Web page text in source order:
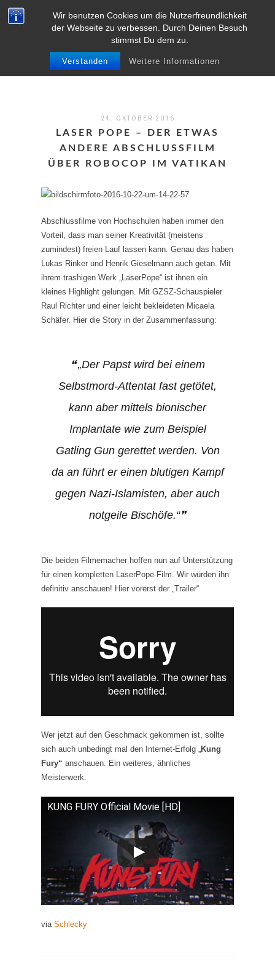
Wir benutzen Cookies um die Nutzerfreundlichkeit
der Webseite zu verbessen. Durch Deinen Besuch
stimmst Du dem zu.
Verstanden Weitere Informationen
MENU
24. OKTOBER 2016
LASER POPE – DER ETWAS
ANDERE ABSCHLUSSFILM
ÜBER ROBOCOP IM VATIKAN
Abschlussfilme von Hochschulen haben immer den
Vorteil, dass man seiner Kreativität (meistens
zumindest) freien Lauf lassen kann. Genau das haben
Lukas Rinker und Henrik Gieselmann auch getan. Mit
ihrem trashigen Werk „LaserPope“ ist ihnen ein
kleines Highlight gelungen. Mit GZSZ-Schauspieler
Raul Richter und einer leicht bekleideten Micaela
Schäfer. Hier die Story in der Zusammenfassung:
„Der Papst wird bei einem
Selbstmord-Attentat fast getötet,
kann aber mittels bionischer
Implantate wie zum Beispiel
Gatling Gun gerettet werden. Von
da an führt er einen blutigen Kampf
gegen Nazi-Islamisten, aber auch
notgeile Bischöfe.“
Die beiden Filmemacher hoffen nun auf Unterstützung
für einen kompletten LaserPope-Film. Wir würden ihn
definitiv anschauen! Hier vorerst der „Trailer“
Wer jetzt auf den Geschmack gekommen ist, sollte
sich auch unbedingt mal den Internet-Erfolg „Kung
Fury“ anschauen. Ein weiteres, ähnliches
Meisterwerk.
KUNG FURY Official Movie [HD]
via Schlecky